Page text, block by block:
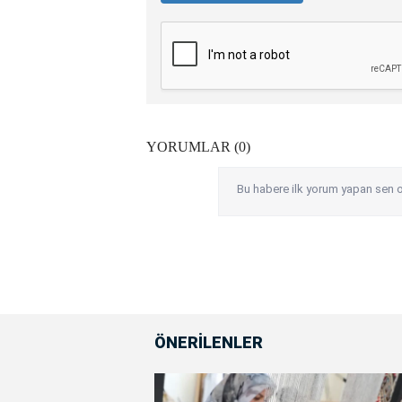
YORUMLAR (0)
Bu habere ilk yorum yapan sen
ÖNERİLENLER